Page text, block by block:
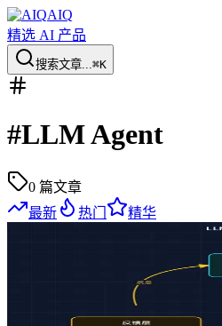
AIQ
精选 AI 产品
搜索文章...⌘K
#LLM Agent
0 篇文章
最新
热门 精华